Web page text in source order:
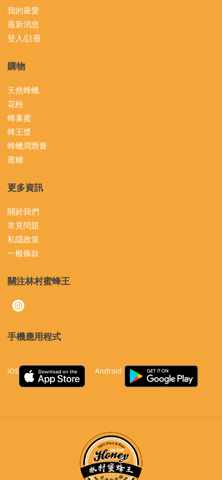
我的最愛
最新消息
登入/註冊
購物
天然蜂蠟
花粉
蜂巢蜜
蜂王漿
蜂蠟潤唇膏
蜜糖
更多資訊
關於我們
常見問題
私隱政策
一般條款
關注林村蜜蜂王
手機應用程式
iOS Android